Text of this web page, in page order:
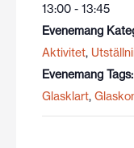
13:00 - 13:45
Evenemang
Aktivitet,
Evenemang Tags:
Glasklart,